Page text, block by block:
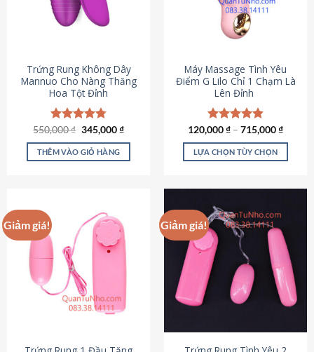
Trứng Rung Không Dây
Mannuo Cho Nàng Thăng
Hoa Tột Đỉnh
Được xếp
hạng4.81
5 sao
550,000₫ Giá
là:
550,000 ₫.
345,000₫Giá
tại
THÊM VÀO GIỎ HÀNG
Máy Massage Tình Yêu
Điểm G Lilo Chỉ 1 Chạm Là
Lên Đỉnh
Được xếp
hạng4.85
5 sao
120,000₫ – 715,000₫
LỰA CHỌN TÙY CHỌN
có
nhiều
biến
thể.
Các
tùy
chọn
được
Giảm giá! Giảm giá!